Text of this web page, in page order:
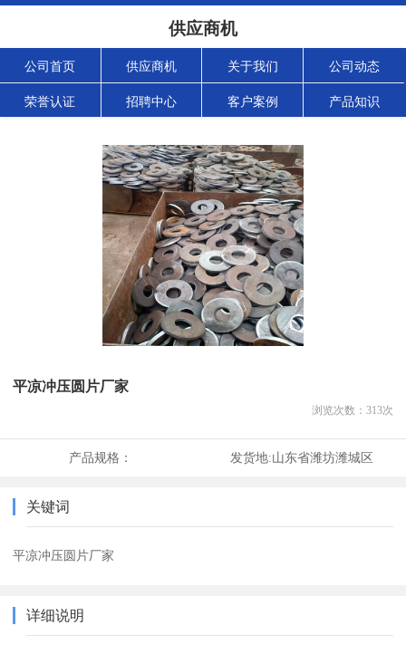
供应商机
公司首页 供应商机 关于我们 公司动态
荣誉认证 招聘中心 客户案例 产品知识
平凉冲压圆片厂家
浏览次数： 313次
产品规格： 发货地:山东省潍坊潍城区
关键词
平凉冲压圆片厂家
详细说明